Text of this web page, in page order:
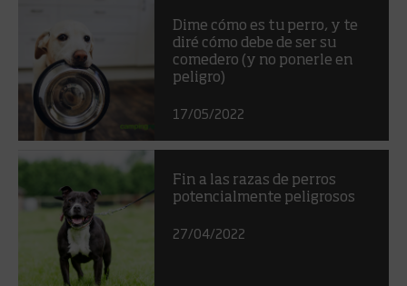
Dime cómo es tu perro, y te
diré cómo debe de ser su
comedero (y no ponerle en
peligro)
17/05/2022
Fin a las razas de perros
potencialmente peligrosos
27/04/2022